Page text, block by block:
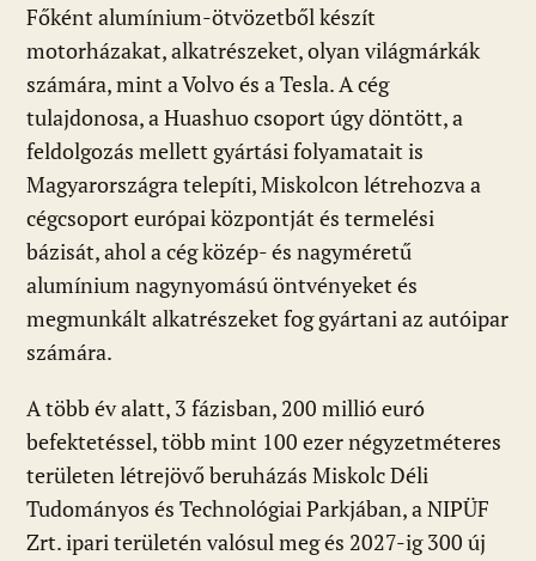
Főként alumínium-ötvözetből készít
motorházakat, alkatrészeket, olyan világmárkák
számára, mint a Volvo és a Tesla. A cég
tulajdonosa, a Huashuo csoport úgy döntött, a
feldolgozás mellett gyártási folyamatait is
Magyarországra telepíti, Miskolcon létrehozva a
cégcsoport európai központját és termelési
bázisát, ahol a cég közép- és nagyméretű
alumínium nagynyomású öntvényeket és
megmunkált alkatrészeket fog gyártani az autóipar
számára.
A több év alatt, 3 fázisban, 200 millió euró
befektetéssel, több mint 100 ezer négyzetméteres
területen létrejövő beruházás Miskolc Déli
Tudományos és Technológiai Parkjában, a NIPÜF
Zrt. ipari területén valósul meg és 2027-ig 300 új